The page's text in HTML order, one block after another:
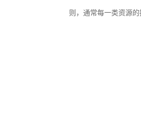
则，通常每一类资源